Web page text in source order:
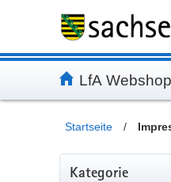
Inhalt
Kundenmenü
Artikelsuche
Servicemenü
LfA Webshop
Startseite /
Kategorie